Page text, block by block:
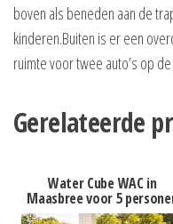
boven als beneden aan de
kinderen.Buiten is er een
ruimte voor twee auto’s op
Gerelateerde
Water Cube WAC in
Maasbree voor 5